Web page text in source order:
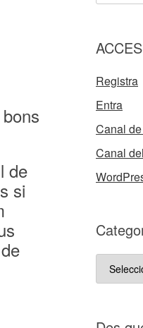
de
si
ACCES
Registra
Entra
Canal
Canal
Categories
del